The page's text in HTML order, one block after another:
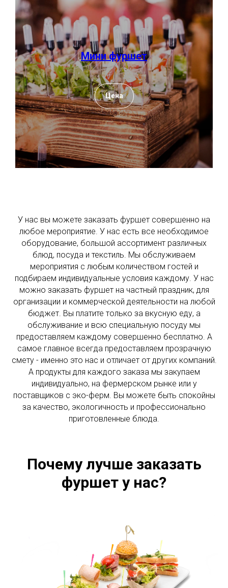
Мини фуршет
Цена
У нас вы можете заказать фуршет совершенно на
любое мероприятие. У нас есть все необходимое
оборудование, большой ассортимент различных
блюд, посуда и текстиль. Мы обслуживаем
мероприятия с любым количеством гостей и
подбираем индивидуальные условия каждому. У нас
можно заказать фуршет на частный праздник, для
организации и коммерческой деятельности на любой
бюджет. Вы платите только за вкусную еду, а
обслуживание и всю специальную посуду мы
предоставляем каждому совершенно бесплатно. А
самое главное всегда предоставляем прозрачную
смету - именно это нас и отличает от других компаний.
А продукты для каждого заказа мы закупаем
индивидуально, на фермерском рынке или у
поставщиков с эко-ферм. Вы можете быть спокойны
за качество, экологичность и профессионально
приготовленные блюда.
Почему лучше заказать
фуршет у нас?